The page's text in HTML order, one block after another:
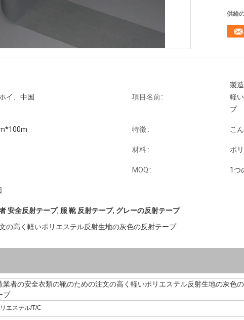
供給
イ、中国 項目名前::
製
軽
プ
特徴:: こ
材料:: ポ
MOQ:: 1つ
安全反射テープ, 服 靴 反射テープ, グレーの反射テープ
の高く軽いポリエステル反射生地の灰色の反射テープ
業者の安全衣類の靴のための注文の高く軽いポリエステル反射生地の灰色
プ
エステル/T/C